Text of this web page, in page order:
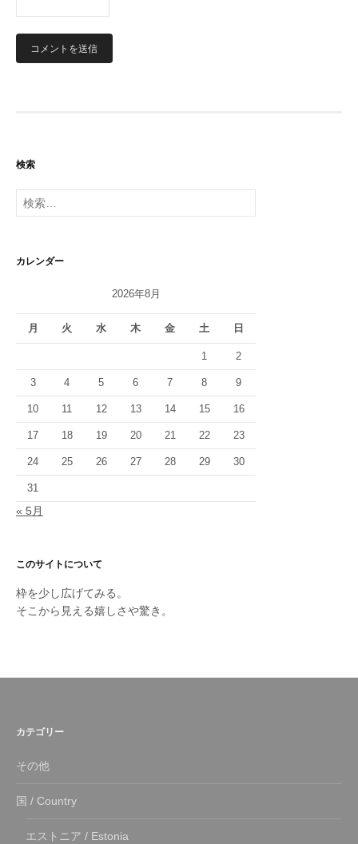
検索
検
索:
カレンダー
2026年8月
月 火 水 木 金 土 日
1 2
3 4 5 6 7 8 9
10 11 12 13 14 15 16
17 18 19 20 21 22 23
24 25 26 27 28 29 30
31
« 5月
このサイトについて
枠を少し広げてみる。
そこから見える嬉しさや驚き。
カテゴリー
その他
国 / Country
エストニア / Estonia